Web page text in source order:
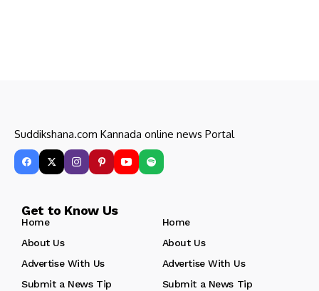
Suddikshana.com Kannada online news Portal
Get to Know Us
Home
Home
About Us
About Us
Advertise With Us
Advertise With Us
Submit a News Tip
Submit a News Tip